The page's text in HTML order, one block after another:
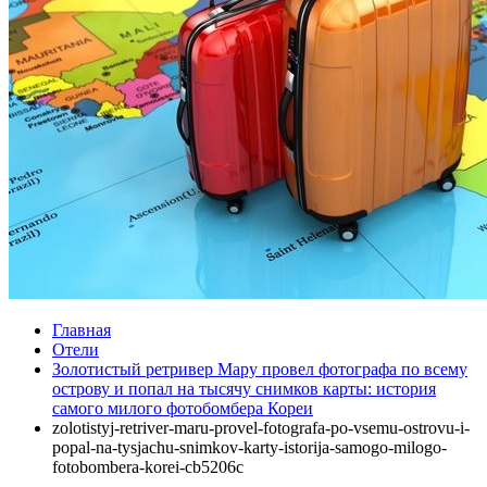
Главная
Отели
Золотистый ретривер Мару провел фотографа по всему
острову и попал на тысячу снимков карты: история
самого милого фотобомбера Кореи
zolotistyj-retriver-maru-provel-fotografa-po-vsemu-ostrovu-i-
popal-na-tysjachu-snimkov-karty-istorija-samogo-milogo-
fotobombera-korei-cb5206c